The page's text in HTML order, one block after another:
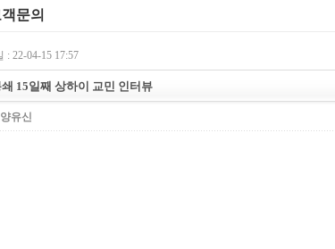
문의
: 22-04-15 17:57
15일째 상하이 교민 인터뷰
양유신